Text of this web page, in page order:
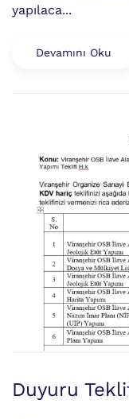
yapılaca...
Devamını Oku
Duyuru